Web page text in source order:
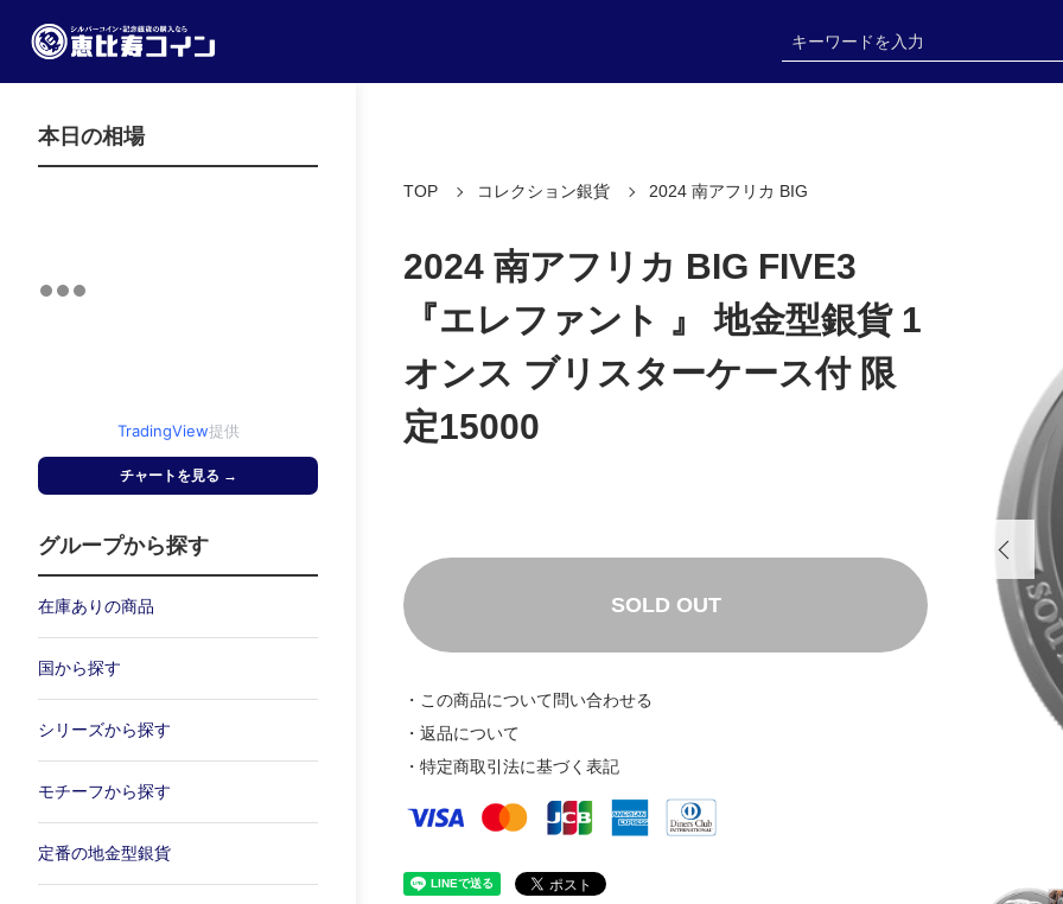
本日の相場
TradingView提供
チャートを見る →
グループから探す
在庫ありの商品
国から探す
シリーズから探す
モチーフから探す
定番の地金型銀貨
TOP コレクション銀貨 2024 南アフリカ BIG
2024 南アフリカ BIG FIVE3
『エレファント 』 地金型銀貨 1
オンス ブリスターケース付 限
定15000
SOLD OUT
・この商品について問い合わせる
・返品について
・特定商取引法に基づく表記